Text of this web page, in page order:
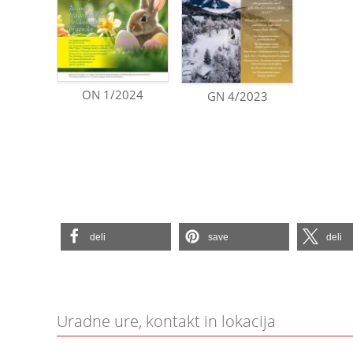
ON 1/2024 GN 4/2023
deli save deli
Uradne ure, kontakt in lokacija